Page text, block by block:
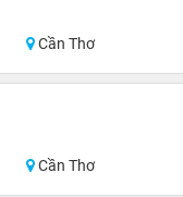
Cần Thơ
Cần Thơ